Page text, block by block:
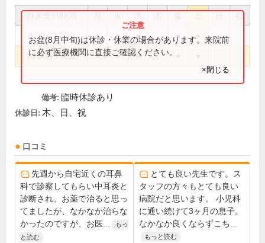
祝
8:30～12:30 ● ● ● ●
14:00～18:00 ● ● ●
お盆(8月中旬)は休診・休業の場合があります。来院前
に必ず医療機関に直接ご確認ください。
×閉じる
備考: 臨時休診あり
休診日: 木、日、祝
口コミ
先週から自宅近くの耳鼻
科で診察してもらい中耳炎と
診断され、お薬で治ると思っ
てましたが、なかなか治らな
かったのですが、お医...
もっ
と読む
とても良い先生です。ス
タッフの方々もとても良い
病院だと思います。 小児科
に通い続けて3ヶ月の息子。
なかなか良くならずこち...
もっと読む